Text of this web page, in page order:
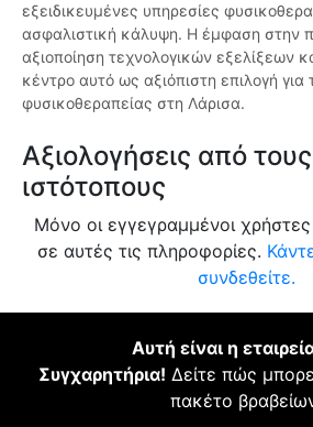
εξειδικευμένες υπηρεσίες
ασφαλιστική κάλυψη. Η έμφαση στην
αξιοποίηση τεχνολογικών εξελίξεων
κέντρο αυτό ως αξιόπιστη επιλογή για
φυσικοθεραπείας στη Λάρισα.
Αξιολογήσεις από
ιστότοπους
Μόνο οι εγγεγραμμένοι
σε αυτές τις πληροφορίες.
συνδεθείτε.
Αυτή είναι η
Συγχαρητήρια! Δείτε πώς
πακέτο